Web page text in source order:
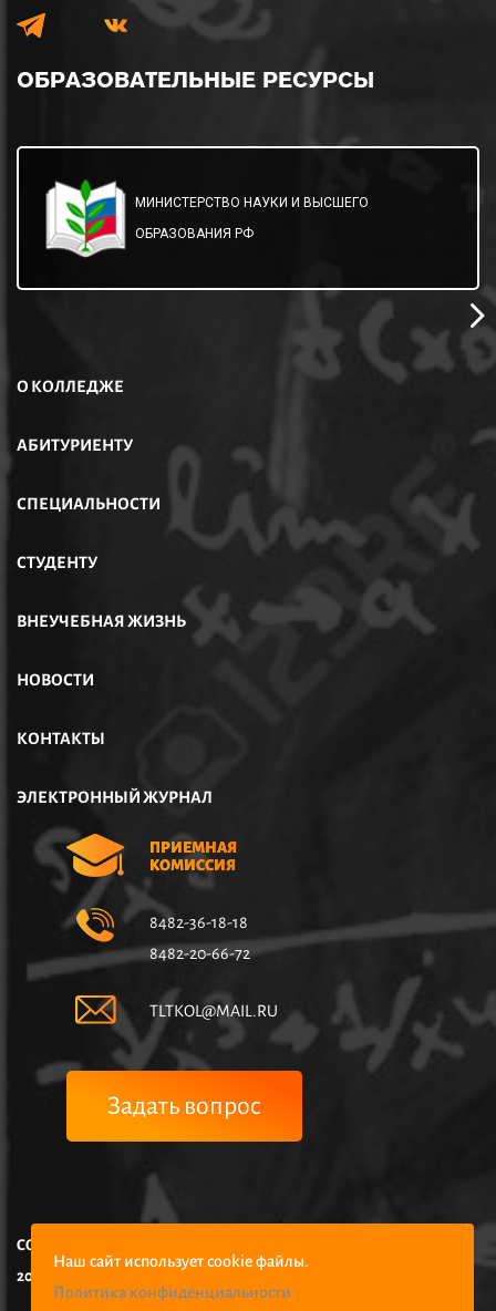
ОБРАЗОВАТЕЛЬНЫЕ РЕСУРСЫ
МИНИСТЕРСТВО НАУКИ И ВЫСШЕГО
ОБРАЗОВАНИЯ РФ
О КОЛЛЕДЖЕ
АБИТУРИЕНТУ
СПЕЦИАЛЬНОСТИ
СТУДЕНТУ
ВНЕУЧЕБНАЯ ЖИЗНЬ
НОВОСТИ
КОНТАКТЫ
ЭЛЕКТРОННЫЙ ЖУРНАЛ
ПРИЕМНАЯ
КОМИССИЯ
8482-36-18-18
8482-20-66-72
TLTKOL@MAIL.RU
Задать вопрос
COPYRIGHT © НЧУПО КОЛЛЕДЖ УПРАВЛЕНИЯ И ЭКОНОМИКИ,
2025
Наш сайт использует cookie файлы.
Политика конфиденциальности